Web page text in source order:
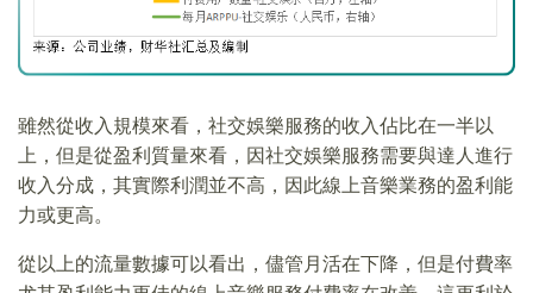
雖然從收入規模來看，社交娛樂服務的收入佔比在一半以
上，但是從盈利質量來看，因社交娛樂服務需要與達人進行
收入分成，其實際利潤並不高，因此線上音樂業務的盈利能
力或更高。
從以上的流量數據可以看出，儘管月活在下降，但是付費率